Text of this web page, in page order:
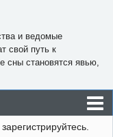
и ведомые
свой путь к
сны становятся явью,